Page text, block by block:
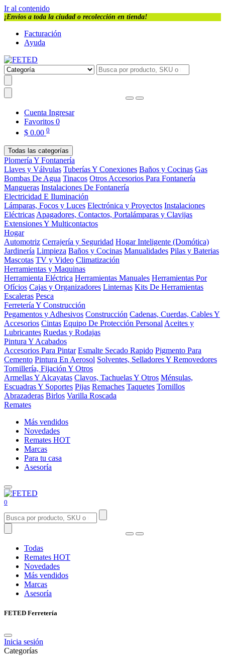
Ir al contenido
¡Envios a toda la ciudad o recolección en tienda!
Facturación
Ayuda
Cuenta Ingresar
Favoritos 0
$ 0.00 0
Todas las categorías
Plomería Y Fontanería
Llaves y Válvulas Tuberías Y Conexiones Baños y Cocinas Gas
Bombas De Agua Tinacos Otros Accesorios Para Fontanería
Mangueras Instalaciones De Fontanería
Electricidad E Iluminación
Lámparas, Focos y Luces Electrónica y Proyectos Instalaciones
Eléctricas Apagadores, Contactos, Portalámparas y Clavijas
Extensiones Y Multicontactos
Hogar
Automotriz Cerrajería y Seguridad Hogar Inteligente (Domótica)
Jardinería Limpieza Baños y Cocinas Manualidades Pilas y Baterias
Mascotas TV y Video Climatización
Herramientas y Maquinas
Herramienta Eléctrica Herramientas Manuales Herramientas Por
Ofícios Cajas y Organizadores Linternas Kits De Herramientas
Escaleras Pesca
Ferretería Y Construcción
Pegamentos y Adhesivos Construcción Cadenas, Cuerdas, Cables Y
Accesorios Cintas Equipo De Protección Personal Aceites y
Lubricantes Ruedas y Rodajas
Pintura Y Acabados
Accesorios Para Pintar Esmalte Secado Rapido Pigmento Para
Cemento Pintura En Aerosol Solventes, Selladores Y Removedores
Tornillería, Fijación Y Otros
Armellas Y Alcayatas Clavos, Tachuelas Y Otros Ménsulas,
Escuadras Y Soportes Pijas Remaches Taquetes Tornillos
Abrazaderas Birlos Varilla Roscada
Remates
Más vendidos
Novedades
Remates HOT
Marcas
Para tu casa
Asesoría
0
Todas
Remates HOT
Novedades
Más vendidos
Marcas
Asesoría
FETED Ferretería
Inicia sesión
Categorías